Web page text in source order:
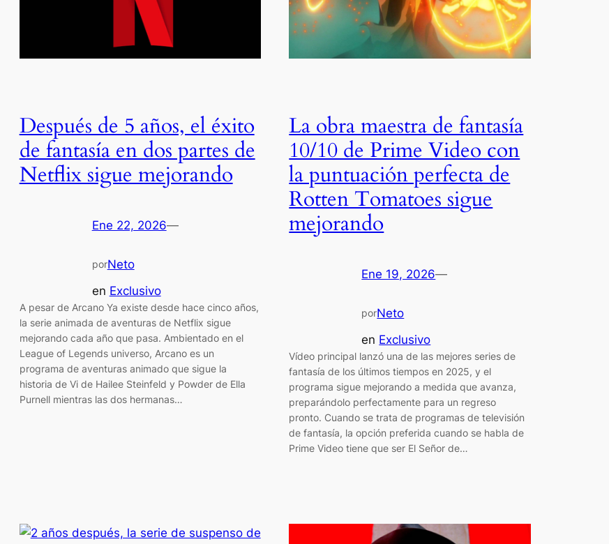
Después de 5 años, el éxito
de fantasía en dos partes de
Netflix sigue mejorando
Ene 22, 2026—
porNeto
en Exclusivo
A pesar de Arcano Ya existe desde hace cinco años,
la serie animada de aventuras de Netflix sigue
mejorando cada año que pasa. Ambientado en el
League of Legends universo, Arcano es un
programa de aventuras animado que sigue la
historia de Vi de Hailee Steinfeld y Powder de Ella
Purnell mientras las dos hermanas…
La obra maestra de fantasía
10/10 de Prime Video con
la puntuación perfecta de
Rotten Tomatoes sigue
mejorando
Ene 19, 2026—
porNeto
en Exclusivo
Vídeo principal lanzó una de las mejores series de
fantasía de los últimos tiempos en 2025, y el
programa sigue mejorando a medida que avanza,
preparándolo perfectamente para un regreso
pronto. Cuando se trata de programas de televisión
de fantasía, la opción preferida cuando se habla de
Prime Video tiene que ser El Señor de…